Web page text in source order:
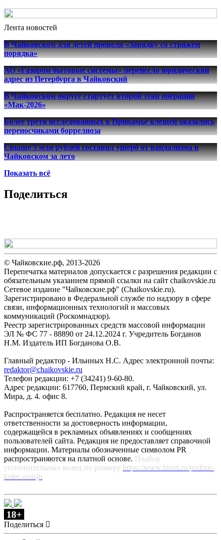
Лента новостей
В Чайковском для детей провели «Зарядку со стражем
порядка»
АО «Газпром бытовые системы» перенесло юридический
адрес из Петербурга в Чайковский
В Чайковском округе стартует второй этап операции
«Мак-2026»
Более трети исследованных в Прикамье клещей оказались
переносчиками боррелиоза
Свыше 5 млн рублей составил ущерб от вандализма в
Чайковском за лето
Показать всё
Поделиться
© Чайковские.рф, 2013-2026
Перепечатка материалов допускается с разрешения редакции с
обязательным указанием прямой ссылки на сайт chaikovskie.ru
Сетевое издание "Чайковские.рф" (Chaikovskie.ru).
Зарегистрировано в Федеральной службе по надзору в сфере
связи, информационных технологий и массовых
коммуникаций (Роскомнадзор).
Реестр зарегистрированных средств массовой информации
ЭЛ № ФС 77 - 88890 от 24.12.2024 г. Учредитель Богданов
Н.М. Издатель ИП Богданова О.В.
Главный редактор - Ильиных Н.С. Адрес электронной почты:
redaktor@chaikovskie.ru
Телефон редакции: +7 (34241) 9-60-80.
Адрес редакции: 617760, Пермский край, г. Чайковский, ул.
Мира, д. 4. офис 8.
Распространяется бесплатно. Редакция не несет
ответственности за достоверность информации,
содержащейся в рекламных объявлениях и сообщениях
пользователей сайта. Редакция не предоставляет справочной
информации. Материалы обозначенные символом PR
распространяются на платной основе. Подбор
уплотнительных колец по размеру https://www.binrti.ru/podbor-
kolec-onlajn
18+
Поделиться